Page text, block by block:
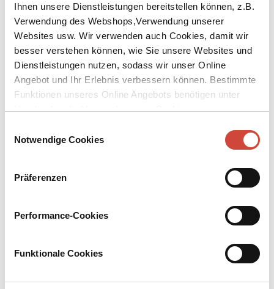
Ihnen unsere Dienstleistungen bereitstellen können, z.B.
Verwendung des Webshops,Verwendung unserer
Websites usw. Wir verwenden auch Cookies, damit wir
besser verstehen können, wie Sie unsere Websites und
Dienstleistungen nutzen, sodass wir unser Online
Angebot und Ihr Erlebnis verbessern können. Bestimmte
Funktionen unseres Online Angebots benötigen unter
Umständen die Verwendung von Cookies von
Notwendige Cookies
Präferenzen
Performance-Cookies
Funktionale Cookies
Download Bilddatei ↘
Aus dem Dänischen von Ursel Allenstein
Netes Hotel mehr als nur eine neue Aufgabe. Gedske droht durch
einer Reise eine ungeahnte Kraft. Therese befreit gegenüber einer
Pfarrerin ihre Liebe zu Aron, und Caroline erkämpft sich nach dem
überfällt die Klarheit die Figuren mitunter oder reißt Gewissheiten